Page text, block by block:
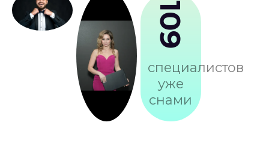
109
специалистов
уже
снами